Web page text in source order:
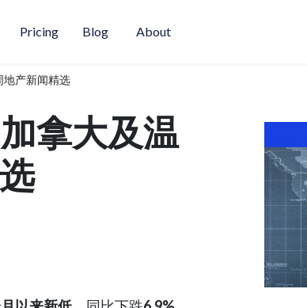
Pricing Blog About
地产新闻精选
拿大及温